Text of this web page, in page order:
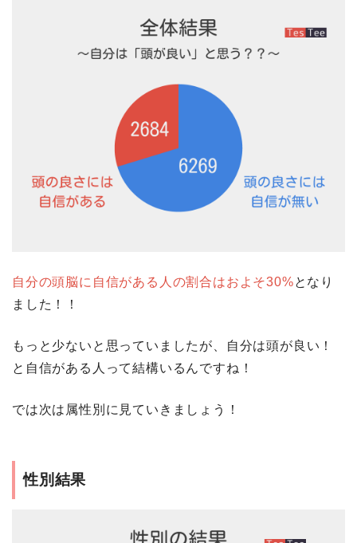
自分の頭脳に自信がある人の割合はおよそ30%となり
ました！！
もっと少ないと思っていましたが、自分は頭が良い！
と自信がある人って結構いるんですね！
では次は属性別に見ていきましょう！
性別結果